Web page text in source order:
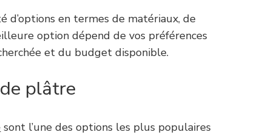
d’options en termes de matériaux, de
option dépend de vos préférences
et du budget disponible.
plâtre
sont l’une des options les plus populaires